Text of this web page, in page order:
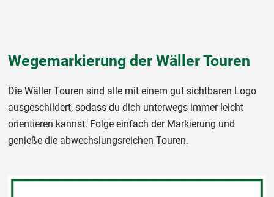
Wegemarkierung der Wäller Touren
Die Wäller Touren sind alle mit einem gut sichtbaren Logo
ausgeschildert, sodass du dich unterwegs immer leicht
orientieren kannst. Folge einfach der Markierung und
genieße die abwechslungsreichen Touren.